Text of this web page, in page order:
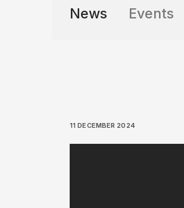
News Events
11 DECEMBER 2024